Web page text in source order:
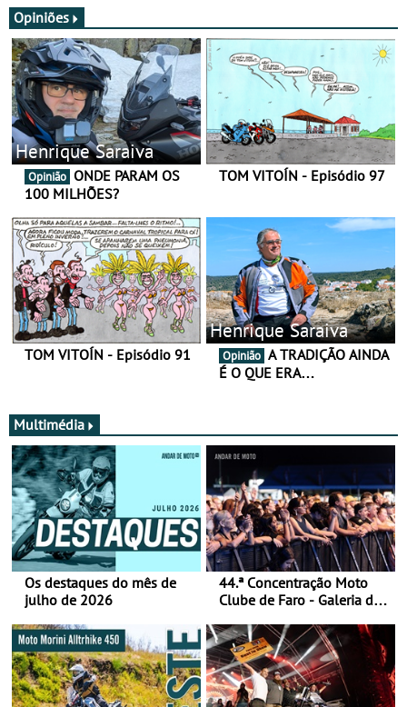
Opiniões
Henrique Saraiva
Opinião
100 MILHÕES?
TOM VITOÍN - Episódio 97
TOM VITOÍN - Episódio 91
Henrique Saraiva
Opinião
É O QUE ERA…
Multimédia
Os destaques do mês de
julho de 2026
44.ª Concentração Moto
Clube de Faro - Galeria de